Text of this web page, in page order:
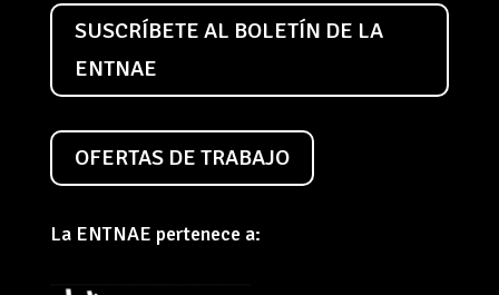
SUSCRÍBETE AL BOLETÍN DE LA
ENTNAE
OFERTAS DE TRABAJO
La ENTNAE pertenece a: